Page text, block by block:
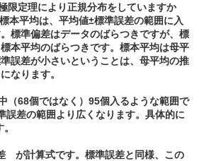
限定理により正規分布をしていますか
本平均は、平均値±標準誤差の範囲に入
標準偏差はデータのばらつきですが、標
本平均のばらつきです。標本平均は母平
誤差が小さいということは、母平均の推
なります。
（68個ではなく）95個入るような範囲で
誤差の範囲より広くなります。具体的に
が計算式です。標準誤差と同様、この